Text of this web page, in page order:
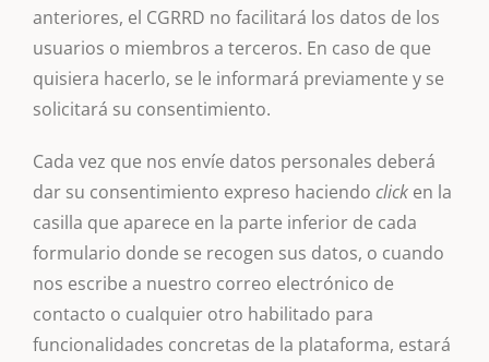
anteriores, el CGRRD no facilitará los datos de los
usuarios o miembros a terceros. En caso de que
quisiera hacerlo, se le informará previamente y se
solicitará su consentimiento.
Cada vez que nos envíe datos personales deberá
dar su consentimiento expreso haciendo clicken la
casilla que aparece en la parte inferior de cada
formulario donde se recogen sus datos, o cuando
nos escribe a nuestro correo electrónico de
contacto o cualquier otro habilitado para
funcionalidades concretas de la plataforma, estará